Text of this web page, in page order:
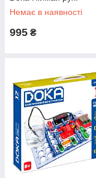
Немає в наявності
995 ₴